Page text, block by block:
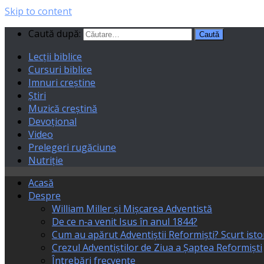
Skip to content
Caută după:
Lecții biblice
Cursuri biblice
Imnuri creștine
Știri
Muzică creștină
Devoțional
Video
Prelegeri rugăciune
Nutriție
Acasă
Despre
William Miller și Mișcarea Adventistă
De ce n‑a venit Isus în anul 1844?
Cum au apărut Adventiștii Reformiști? Scurt
Crezul Adventiștilor de Ziua a Șaptea Reformiști
Întrebări frecvente